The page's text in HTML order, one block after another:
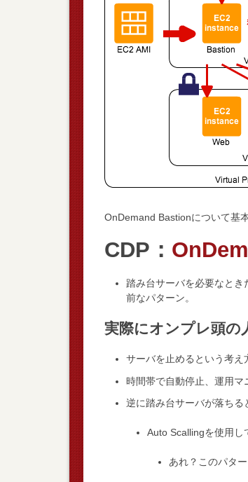
OnDemand Bastionについて基
CDP：
踏み台サーバを必要なとき
前なパターン。
実際にオンプレ頭の
サーバを止めるという考え
時間帯で自動停止、運用
逆に踏み台サーバが落ち
Auto Scallingを使用し
あれ？このパタ